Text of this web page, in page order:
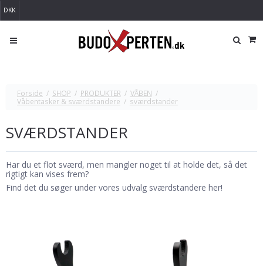
DKK
Forside / SHOP / PRODUKTER / VÅBEN /
Våbentasker & sværdstandere / sværdstander
SVÆRDSTANDER
Har du et flot sværd, men mangler noget til at holde det, så det
rigtigt kan vises frem?
Find det du søger under vores udvalg sværdstandere her!